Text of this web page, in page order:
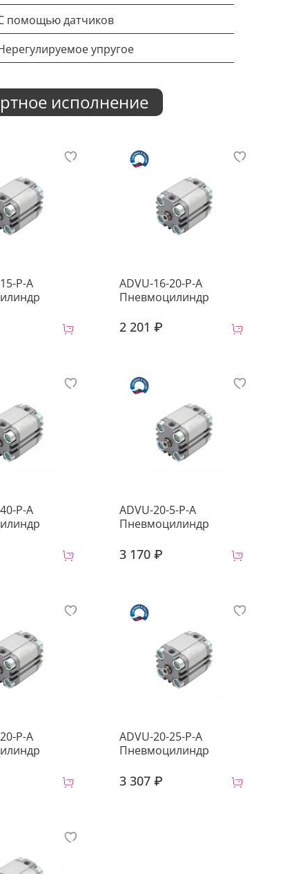
помощью датчиков
упругое
исполнение
P-A
ADVU-16-20-P-A
Пневмоцилиндр
2 201 ₽
P-A
ADVU-20-5-P-A
Пневмоцилиндр
3 170 ₽
P-A
ADVU-20-25-P-A
Пневмоцилиндр
3 307 ₽